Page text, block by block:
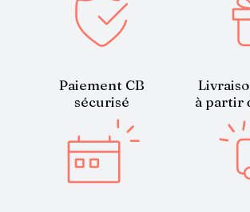
Paiement CB
sécurisé
à partir